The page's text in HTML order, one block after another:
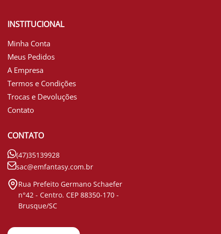
INSTITUCIONAL
Minha Conta
Meus Pedidos
A Empresa
Termos e Condições
Trocas e Devoluções
Contato
CONTATO
(47)35139928
sac@emfantasy.com.br
Rua Prefeito Germano Schaefer
n°42 - Centro. CEP 88350-170 -
Brusque/SC